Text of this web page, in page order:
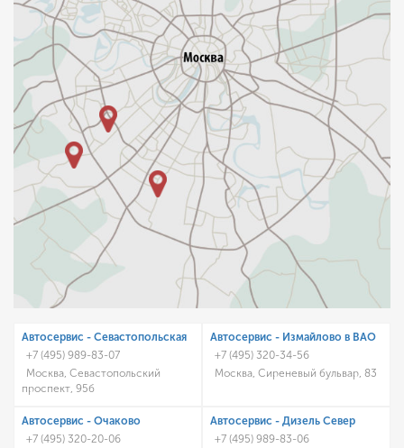
Автосервис - Cевастопольская
+7 (495) 989-83-07
Москва, Севастопольский
проспект, 95б
Автосервис - Измайлово в ВАО
+7 (495) 320-34-56
Москва, Сиреневый бульвар, 83
Автосервис - Очаково
+7 (495) 320-20-06
Автосервис - Дизель Север
+7 (495) 989-83-06